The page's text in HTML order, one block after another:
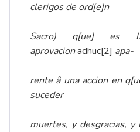
clerigos de ord[e]n
Sacro) q[ue] es
aprovacionadhuc[2] apa-
rente â una accion en
suceder
muertes, y desgracias, y